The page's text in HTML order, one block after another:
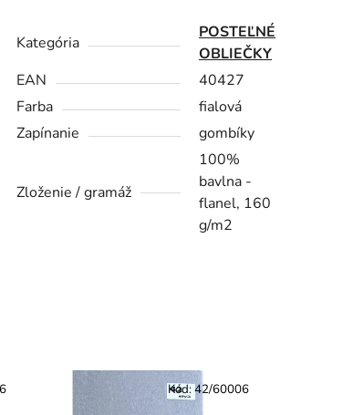
Kategória
POSTEĽNÉ
OBLIEČKY
EAN
40427
Farba
fialová
Zapínanie
gombíky
Zloženie / gramáž
100%
bavlna -
flanel, 160
g/m2
Kód:42/60006